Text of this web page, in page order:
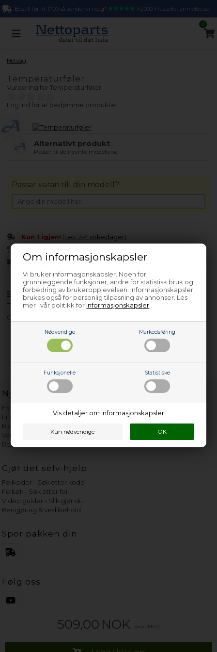
Om informasjonskapsler
Vi bruker informasjonskapsler. Noen for
grunnleggende funksjoner, andre for statistisk bruk og
forbedring av brukeropplevelsen. Informasjonskapsler
brukes også for personlig tilpasning av annonser. Les
mer i vår politikk for informasjonskapsler
Nødvendige Markedsføring
Funksjonelle Statistiske
Vis detaljer om informasjonskapsler
Bestill før kl. 17.00 så sender vi i dag* >2.000 Trustpilot anmeldelser
0
Netsag
Temperaturføler
Vurdering forTemperaturføler
Log ind for at bedømme produktet
Alternativt produkt
Passer til de nevnte modellene.
Produktinfo Spørsmål om varen?
GODC78G/1 - 31100345
509,00 NOK (inkl. MVA)
Kun 1 igjen! (Lev. 2-4 virkedager).
Siden 2013
Passar varan till din modell?
Nyttige lenker
Hvor gammelt er apparatet mitt?
Er det verdt å reparere?
Klage på bassengrobot
Vannets hardhetsgrad
Reservedeler etter merke
Gjør det selv-hjelp
Feilkoder - Søk etter kode
Feilsøk - Søk etter feil
Video guider - Slik gjør du
Rengjøring & vedlikehold
Spor pakken din
Følg oss